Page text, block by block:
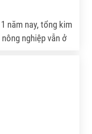
năm nay, tổng kim
nghiệp vẫn ở